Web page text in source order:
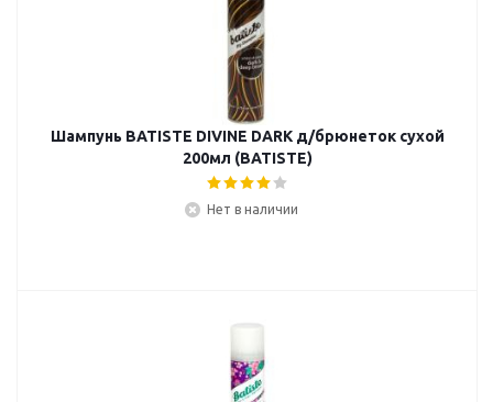
Шампунь BATISTE DIVINE DARK д/брюнеток сухой
200мл (BATISTE)
Нет в наличии